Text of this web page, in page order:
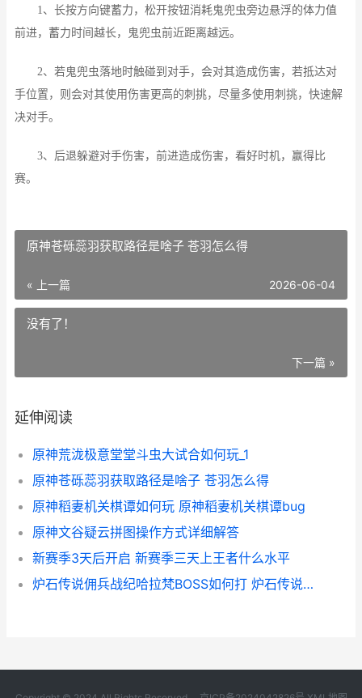
1、长按方向键蓄力，松开按钮消耗鬼兜虫旁边悬浮的体力值
前进，蓄力时间越长，鬼兜虫前近距离越远。
2、若鬼兜虫落地时触碰到对手，会对其造成伤害，若抵达对
手位置，则会对其使用伤害更高的刺挑，尽量多使用刺挑，快速解
决对手。
3、后退躲避对手伤害，前进造成伤害，看好时机，赢得比
赛。
原神苍砾蕊羽获取路径是啥子 苍羽怎么得
« 上一篇 2026-06-04
没有了！
下一篇 »
延伸阅读
原神荒泷极意堂堂斗虫大试合如何玩_1
原神苍砾蕊羽获取路径是啥子 苍羽怎么得
原神稻妻机关棋谭如何玩 原神稻妻机关棋谭bug
原神文谷疑云拼图操作方式详细解答
新赛季3天后开启 新赛季三天上王者什么水平
炉石传说佣兵战纪哈拉梵BOSS如何打 炉石传说佣兵战纪pve阵容搭配